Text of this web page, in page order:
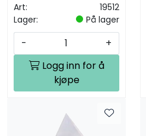
Art:
19512
Lager:
På lager
-
+
Logg inn for å
kjøpe